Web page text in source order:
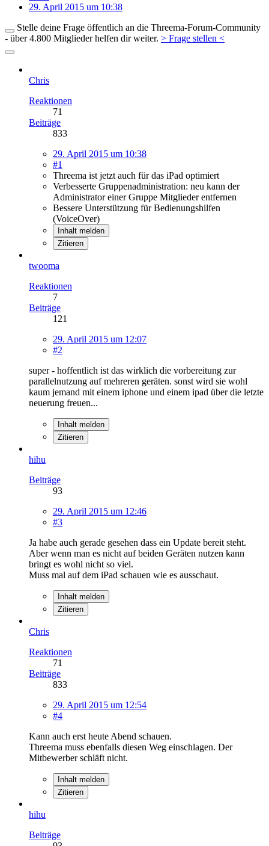
29. April 2015 um 10:38
Stelle deine Frage öffentlich an die Threema-Forum-Community
- über 4.800 Mitglieder helfen dir weiter. > Frage stellen <
Chris
Reaktionen
71
Beiträge
833
29. April 2015 um 10:38
#1
Threema ist jetzt auch für das iPad optimiert
Verbesserte Gruppenadministration: neu kann der
Administrator einer Gruppe Mitglieder entfernen
Bessere Unterstützung für Bedienungshilfen
(VoiceOver)
Inhalt melden
Zitieren
twooma
Reaktionen
7
Beiträge
121
29. April 2015 um 12:07
#2
super - hoffentlich ist das wirklich die vorbereitung zur
parallelnutzung auf mehreren geräten. sonst wird sie wohl
kaum jemand mit einem iphone und einem ipad über die letzte
neuerung freuen...
Inhalt melden
Zitieren
hihu
Beiträge
93
29. April 2015 um 12:46
#3
Ja habe auch gerade gesehen dass ein Update bereit steht.
Aber wenn man es nicht auf beiden Geräten nutzen kann
bringt es wohl nicht so viel.
Muss mal auf dem iPad schauen wie es ausschaut.
Inhalt melden
Zitieren
Chris
Reaktionen
71
Beiträge
833
29. April 2015 um 12:54
#4
Kann auch erst heute Abend schauen.
Threema muss ebenfalls diesen Weg einschlagen. Der
Mitbewerber schläft nicht.
Inhalt melden
Zitieren
hihu
Beiträge